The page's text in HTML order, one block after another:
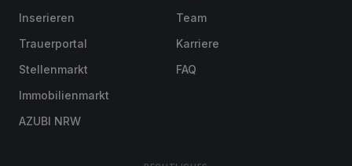
Inserieren
Trauerportal
Stellenmarkt
Immobilienmarkt
AZUBI NRW
Team
Karriere
FAQ